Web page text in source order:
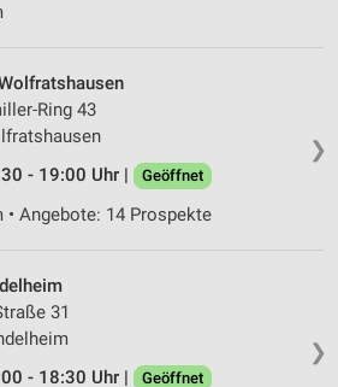
❯
Ring 43
- 19:00 Uhr |
Geöffnet
• Angebote: 14 Prospekte
❯
31
- 18:30 Uhr |
Geöffnet